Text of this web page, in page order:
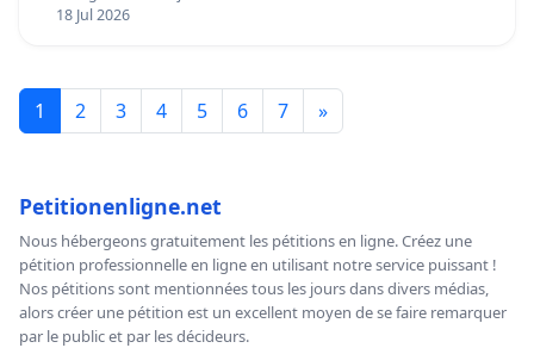
18 Jul 2026
1 2 3 4 5 6 7 »
Petitionenligne.net
Nous hébergeons gratuitement les pétitions en ligne. Créez une
pétition professionnelle en ligne en utilisant notre service puissant !
Nos pétitions sont mentionnées tous les jours dans divers médias,
alors créer une pétition est un excellent moyen de se faire remarquer
par le public et par les décideurs.